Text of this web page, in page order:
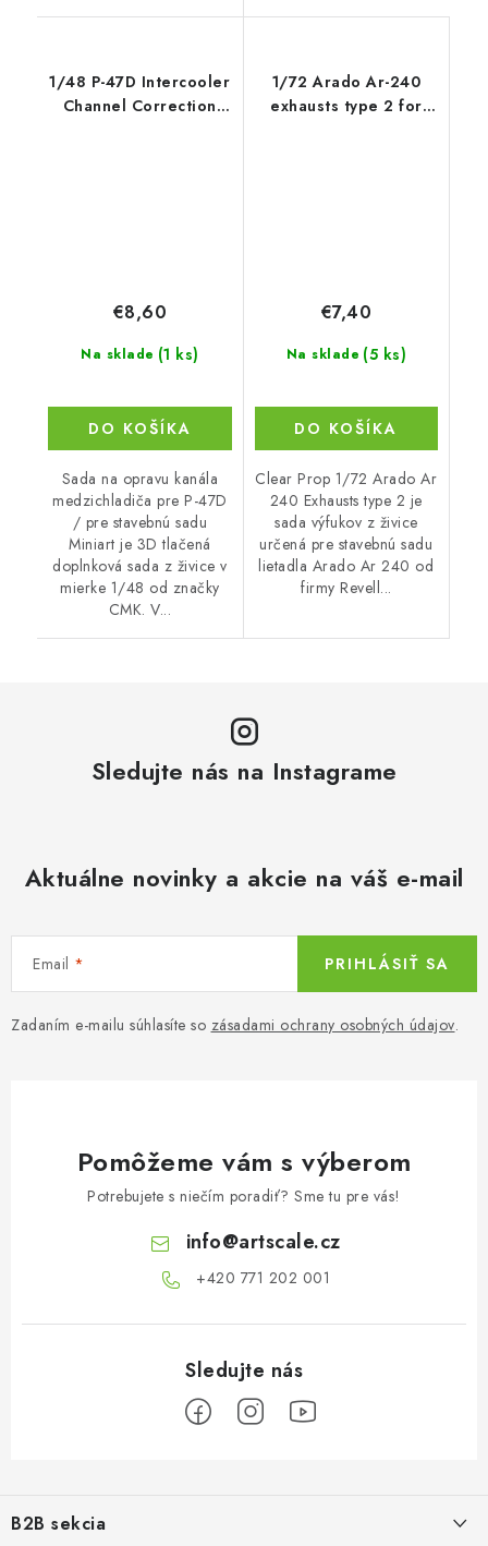
1/48 P-47D Intercooler
Channel Correction
Na sklade (1 ks)
€8,60
DO KOŠÍKA
Sada na opravu kanála
medzichladiča pre P-47D
/ pre stavebnú sadu
Miniart je 3D tlačená
doplnková sada z živice v
mierke 1/48 od značky
CMK. V...
1/72 Arado Ar-240
exhausts type 2 for
Na sklade (5 ks)
€7,40
DO KOŠÍKA
Clear Prop 1/72 Arado Ar
240 Exhausts type 2 je
sada výfukov z živice
určená pre stavebnú sadu
lietadla Arado Ar 240 od
firmy Revell...
Sledujte nás na Instagrame
Aktuálne novinky a akcie na váš e-mail
Email
Zadaním e-mailu súhlasíte so zásadami ochrany osobných údajov.
PRIHLÁSIŤ SA
Pomôžeme vám s výberom
Potrebujete s niečím poradiť? Sme tu pre vás!
info@artscale.cz
+420 771 202 001​
pB2B sekcia